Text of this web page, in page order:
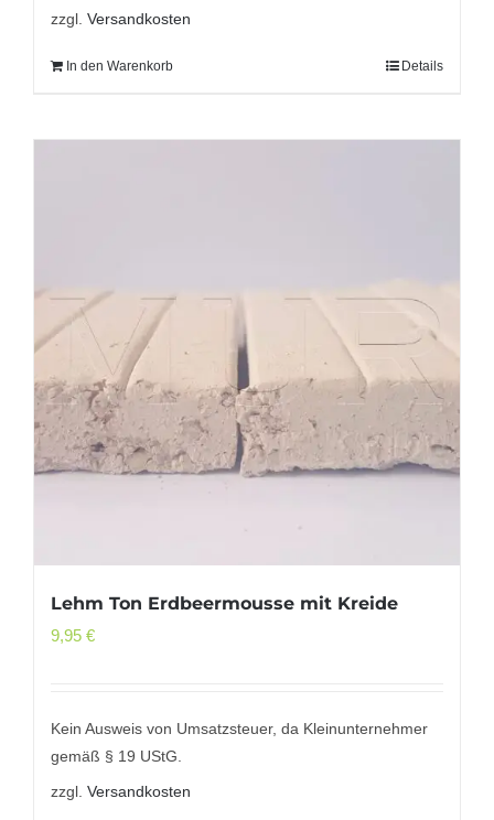
zzgl. Versandkosten
In den Warenkorb Details
Lehm Ton Erdbeermousse mit Kreide
9,95 €
Kein Ausweis von Umsatzsteuer, da Kleinunternehmer
gemäß § 19 UStG.
zzgl. Versandkosten